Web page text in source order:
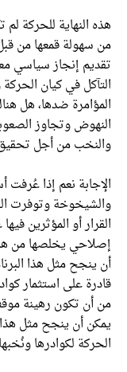
هذه النهاية للحركة
من سهولة قمعها من
تقديم إنجاز سياسي
التآكل في كيان
المؤامرة ضدها، هل
النهوض وتجاوز
والنخب من أجل
الإجابة نعم إذا عُرفت
والشيخوخة وتوفرت
القرار أو المؤثرين
إصلاحي يخلصها من
أن ينجح مثل هذا
قادرة على استثمار
من أن تكون رهينة
يمكن أن ينجح مثل هذا
الحركة لكوادرها